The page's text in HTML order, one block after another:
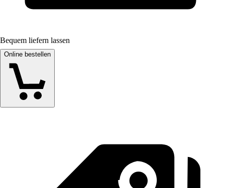
Bequem liefern lassen
Online bestellen